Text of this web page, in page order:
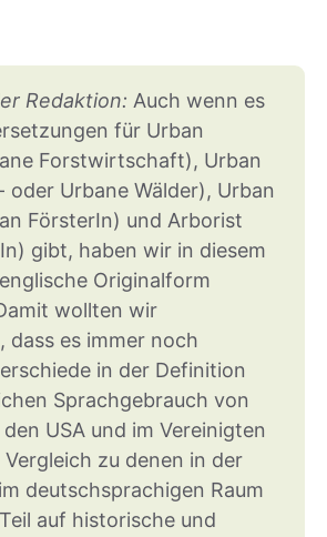
Redaktion: Auch wenn es
für Urban
Forstwirtschaft), Urban
oder Urbane Wälder), Urban
FörsterIn) und Arborist
gibt, haben wir in diesem
Originalform
wollten wir
dass es immer noch
in der Definition
Sprachgebrauch von
USA und im Vereinigten
zu denen in der
deutschsprachigen Raum
auf historische und